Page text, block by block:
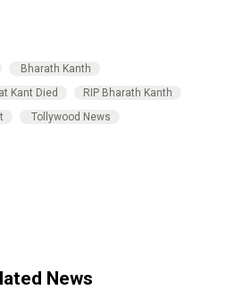
Bharath Kanth
Kant Died
RIP Bharath Kanth
Tollywood News
News